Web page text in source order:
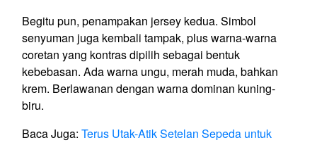
Begitu pun, penampakan jersey kedua. Simbol
senyuman juga kembali tampak, plus warna-warna
coretan yang kontras dipilih sebagai bentuk
kebebasan. Ada warna ungu, merah muda, bahkan
krem. Berlawanan dengan warna dominan kuning-
biru.
Baca Juga: Terus Utak-Atik Setelan Sepeda untuk